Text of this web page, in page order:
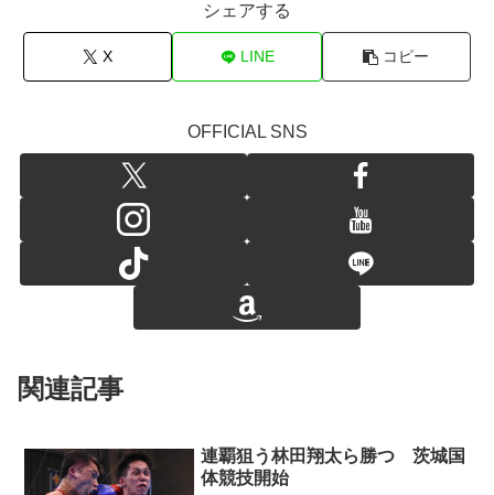
シェアする
X LINE コピー
OFFICIAL SNS
関連記事
連覇狙う林田翔太ら勝つ 茨城国
体競技開始